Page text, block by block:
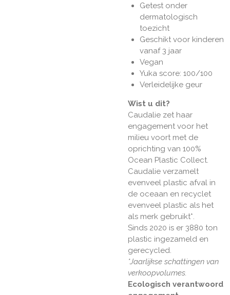
Getest onder
dermatologisch
toezicht
Geschikt voor kinderen
vanaf 3 jaar
Vegan
Yuka score: 100/100
Verleidelijke geur
Wist u dit?
Caudalie zet haar
engagement voor het
milieu voort met de
oprichting van 100%
Ocean Plastic Collect.
Caudalie verzamelt
evenveel plastic afval in
de oceaan en recyclet
evenveel plastic als het
als merk gebruikt*.
Sinds 2020 is er 3880 ton
plastic ingezameld en
gerecycled.
*Jaarlijkse schattingen van
verkoopvolumes.
Ecologisch verantwoord